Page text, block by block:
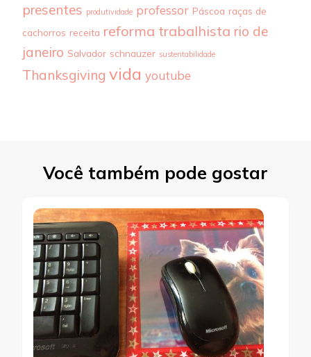
presentes produtividade professor Páscoa raças de
cachorros receita reforma trabalhista rio de
janeiro Salvador schnauzer sustentabilidade
Thanksgiving vida youtube
Você também pode gostar